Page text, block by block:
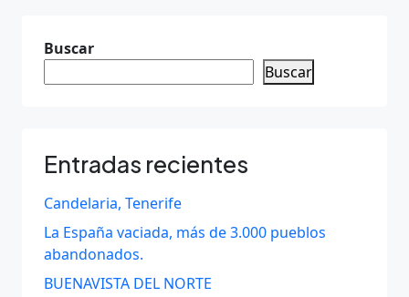
Buscar
Buscar
Entradas recientes
Candelaria, Tenerife
La España vaciada, más de 3.000 pueblos
abandonados.
BUENAVISTA DEL NORTE